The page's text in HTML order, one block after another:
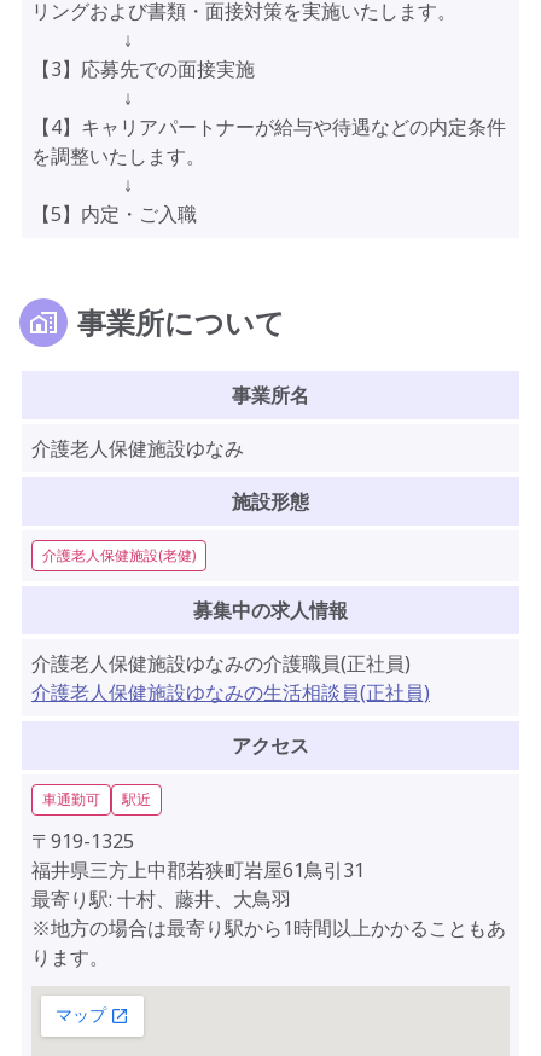
リングおよび書類・面接対策を実施いたします。
↓
【3】応募先での面接実施
↓
【4】キャリアパートナーが給与や待遇などの内定条件
を調整いたします。
↓
【5】内定・ご入職
事業所について
事業所名
介護老人保健施設ゆなみ
施設形態
介護老人保健施設(老健)
募集中の求人情報
介護老人保健施設ゆなみの介護職員(正社員)
介護老人保健施設ゆなみの生活相談員(正社員)
アクセス
車通勤可 駅近
〒919-1325
福井県三方上中郡若狭町岩屋61鳥引31
最寄り駅: 十村、藤井、大鳥羽
※地方の場合は最寄り駅から1時間以上かかることもあ
ります。